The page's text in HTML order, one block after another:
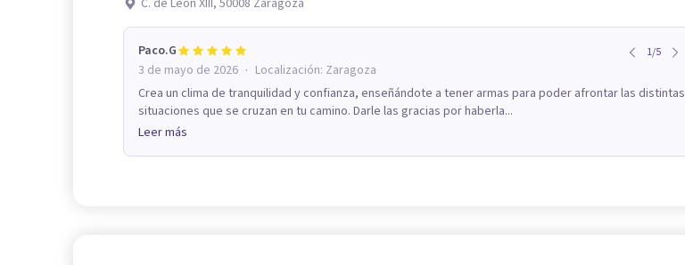
Paco.G 1/5
3 de mayo de 2026 · Localización: Zaragoza
Crea un clima de tranquilidad y confianza, enseñándote a tener armas para poder afrontar las distintas
situaciones que se cruzan en tu camino. Darle las gracias por haberla...
Leer más